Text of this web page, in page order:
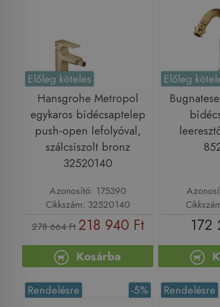
Előleg köteles
Hansgrohe Metropol
egykaros bidécsaptelep
push-open lefolyóval,
szálcsiszolt bronz
32520140
Azonosító: 175390
Cikkszám: 32520140
278 664 Ft 218 940 Ft
Kosárba
Előleg
172
-5%
Rendelésre Rendelésre